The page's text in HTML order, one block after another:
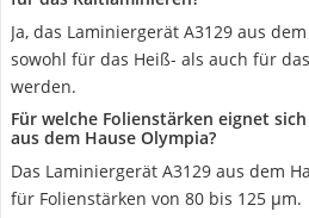
Ja, das Laminiergerät A3129 aus
sowohl für das Heiß- als auch für
werden.
Für welche Folienstärken eignet
aus dem Hause Olympia?
Das Laminiergerät A3129 aus dem
für Folienstärken von 80 bis 125 μm.